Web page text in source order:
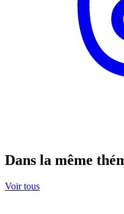
Dans la même
Voir tous